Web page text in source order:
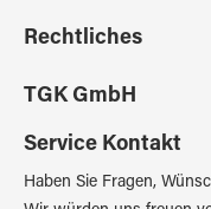
Rechtliches
TGK GmbH
Service Kontakt
Haben Sie Fragen,